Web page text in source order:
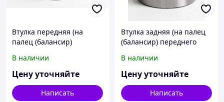
Втулка передняя (на
палец (балансир)
126611
В наличии
Цену уточняйте
Написать
Втулка задняя (на палец
(балансир) переднего
В наличии
Цену уточняйте
Написать